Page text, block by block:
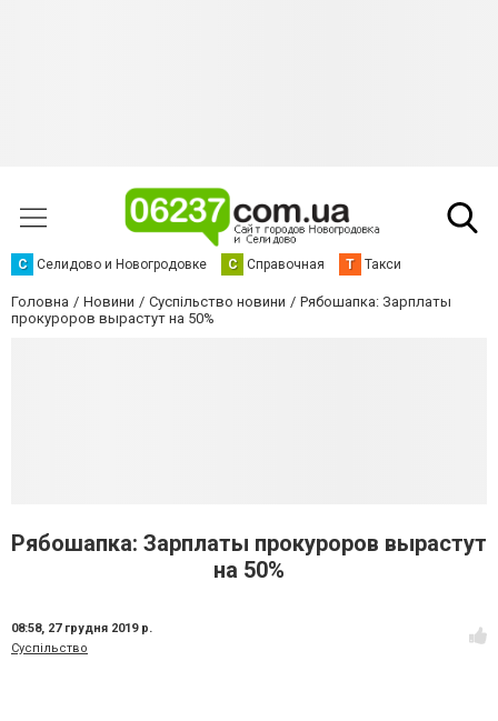
С Селидово и Новогродовке С Справочная Т Такси
Головна Новини Суспільство новини
Рябошапка: Зарплаты
прокуроров вырастут на 50%
Рябошапка: Зарплаты прокуроров вырастут
на 50%
08:58, 27 грудня 2019 р.
Суспільство